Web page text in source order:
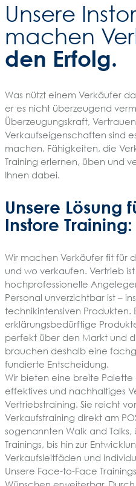
Unsere
machen
den Erfolg.
Was nützt einem Verkäufer
er es nicht überzeugend
Überzeugungskraft,
Verkaufseigenschaften sind
machen. Fähigkeiten, die
Training erlernen, üben und
Ihnen dabei.
Unsere Lösung
Instore Training:
Wir machen Verkäufer fit für
und wo verkaufen. Vertrieb
hochprofessionelle
Personal unverzichtbar ist –
technikintensiven Produkten.
erklärungsbedürftige
perfekt über den Markt und
brauchen deshalb eine
fundierte Entscheidung.
Wir bieten eine breite
effektives und nachhaltiges
Vertriebstraining. Sie reicht
Verkaufstraining direkt am
sogenannten Walk and
Trainings, bis hin zur
Verkaufsleitfäden und
Unsere Face-to-Face